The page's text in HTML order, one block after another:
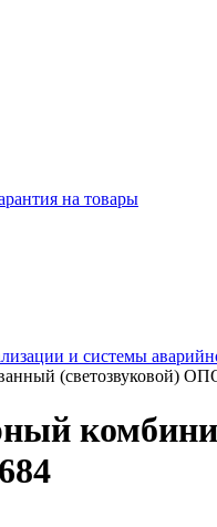
на товары
и системы
(светозвуковой)